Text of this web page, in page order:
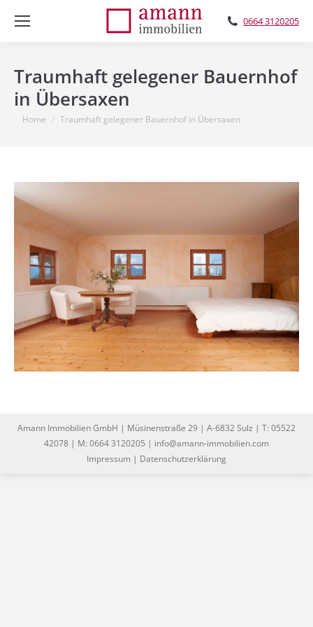
0664 3120205
Traumhaft gelegener Bauernhof
in Übersaxen
You are here:
Home Traumhaft gelegener Bauernhof in Übersaxen
Amann Immobilien GmbH | Müsinenstraße 29 | A-6832 Sulz | T: 05522
42078 | M: 0664 3120205 | info@amann-immobilien.com
Impressum | Datenschutzerklärung